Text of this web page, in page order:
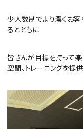
少人数制でより濃くお
るとともに
皆さんが目標を持って
空間、トレーニングを提供